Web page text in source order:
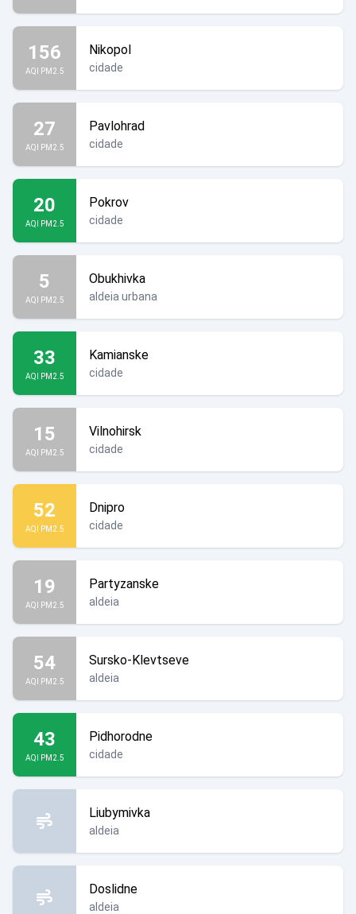
156
AQI PM2.5
Nikopol
cidade
27
AQI PM2.5
Pavlohrad
cidade
20
AQI PM2.5
Pokrov
cidade
5
AQI PM2.5
Obukhivka
aldeia urbana
33
AQI PM2.5
Kamianske
cidade
15
AQI PM2.5
Vilnohirsk
cidade
52
AQI PM2.5
Dnipro
cidade
19
AQI PM2.5
Partyzanske
aldeia
54
AQI PM2.5
Sursko-Klevtseve
aldeia
43
AQI PM2.5
Pidhorodne
cidade
Liubymivka
aldeia
Doslidne
aldeia